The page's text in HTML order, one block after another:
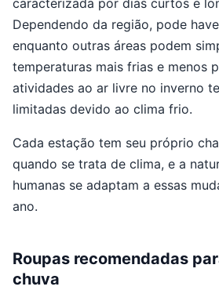
caracterizada por dias curtos e
Dependendo da região, pode
enquanto outras áreas podem
temperaturas mais frias e menos
atividades ao ar livre no inverno
limitadas devido ao clima frio.
Cada estação tem seu próprio
quando se trata de clima, e a
humanas se adaptam a essas
ano.
Roupas recomendadas
chuva